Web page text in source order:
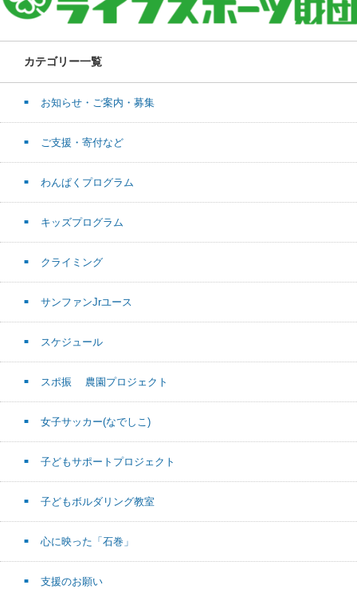
カテゴリー一覧
お知らせ・ご案内・募集
ご支援・寄付など
わんぱくプログラム
キッズプログラム
クライミング
サンファンJrユース
スケジュール
スポ振 農園プロジェクト
女子サッカー(なでしこ)
子どもサポートプロジェクト
子どもボルダリング教室
心に映った「石巻」
支援のお願い